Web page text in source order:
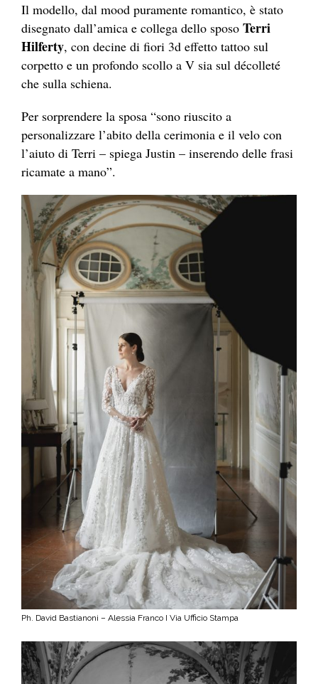
Il modello, dal mood puramente romantico, è stato
disegnato dall’amica e collega dello sposo Terri
Hilferty, con decine di fiori 3d effetto tattoo sul
corpetto e un profondo scollo a V sia sul décolleté
che sulla schiena.
Per sorprendere la sposa “sono riuscito a
personalizzare l’abito della cerimonia e il velo con
l’aiuto di Terri – spiega Justin – inserendo delle frasi
ricamate a mano”.
Ph. David Bastianoni – Alessia Franco I Via Ufficio Stampa